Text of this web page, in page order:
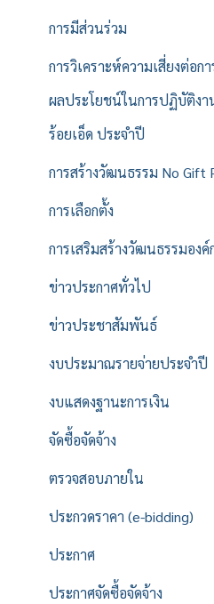
การมีส่วนร่วม
การวิเคราะห์ความเสี่ยงต่อ
ผลประโยชน์ในการปฏิบัติงา
ร้อยเอ็ด ประจำปี
การสร้างวัฒนธรรม No Gift
การเลือกตั้ง
การเสริมสร้างวัฒนธรรมองค์
ข่าวประกาศทั่วไป
ข่าวประชาสัมพันธ์
งบประมาณรายจ่ายประจำปี
งบแสดงฐานะการเงิน
จัดซื้อจัดจ้าง
ตรวจสอบภายใน
ประกวดราคา (e-bidding)
ประกาศ
ประกาศจัดซื้อจัดจ้าง